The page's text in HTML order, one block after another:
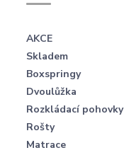
AKCE
Skladem
Boxspringy
Dvoulůžka
Rozkládací pohovky
Rošty
Matrace